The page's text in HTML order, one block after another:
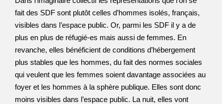
fait des SDF sont plutôt celles d’hommes isolés, français,
visibles dans l’espace public. Or, parmi les SDF il y a de
plus en plus de réfugié-es mais aussi de femmes. En
revanche, elles bénéficient de conditions d’hébergement
plus stables que les hommes, du fait des normes sociales
qui veulent que les femmes soient davantage associées au
foyer et les hommes à la sphère publique. Elles sont donc
moins visibles dans l’espace public. La nuit, elles vont